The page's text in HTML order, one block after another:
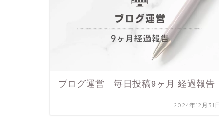
ブログ運営：毎日投稿9ヶ月 経過報告
2024年12月31